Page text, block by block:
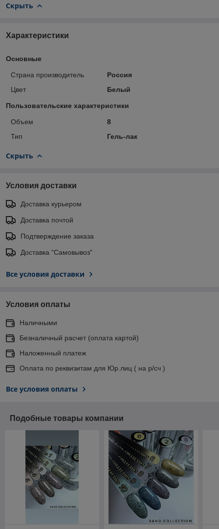
Скрыть
Характеристики
Основные
Страна производитель
Россия
Цвет
Белый
Пользовательские характеристики
Объем
8
Тип
Гель-лак
Скрыть
Условия доставки
Доставка курьером
Доставка почтой
Подтверждение заказа
Доставка "Самовывоз"
Все условия доставки
Условия оплаты
Наличными
Безналичный расчет (оплата картой)
Наложенный платеж
Оплата по реквизитам для Юр.лиц ( на р/сч )
Все условия оплаты
Подобные товары компании